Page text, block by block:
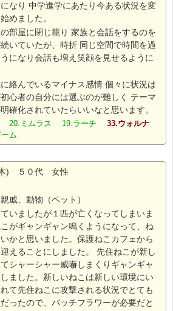
なり 中学進学にあたり今ある状況を変
めました。
部屋に閉じ籠り 家族と会話をするのを
いていたが、時折 同じ空間で時間を過
になり会話も増え笑顔を見せるように
絡んでいるマイナス感情 個々に状況は
心者の自分には選ぶのが難しく テーマ
確化されていたらいいなと思います。
20.ミムラス 19.ラーチ 33.ウォルナ
ーム
) ５０代 女性
戚、動物（ペット）
いましたが１匹が亡くなってしまいま
がギャンギャン鳴くようになって、ね
かと思いました。保護ねこカフェから
えることにしました。 先住ねこが新し
シャーシャー威嚇しまくりギャンギャ
ました。新しいねこは新しい環境にい
て先住ねこに攻撃される状況でとても
ったので、バッチフラワーが必要だと